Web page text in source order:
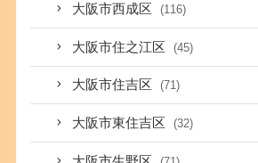
大阪市西成区 (116)
大阪市住之江区 (45)
大阪市住吉区 (71)
大阪市東住吉区 (32)